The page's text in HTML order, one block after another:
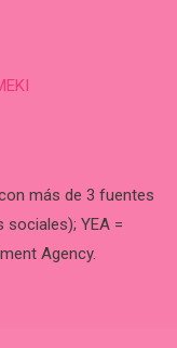
más de 3 fuentes
YEA =
Agency.